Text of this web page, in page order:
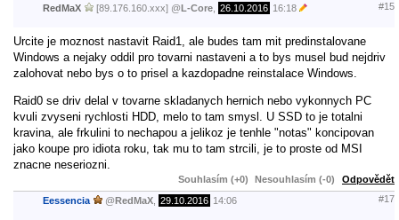
RedMaX [89.176.160.xxx] @L-Core 26.10.2016 16:18 #15
Urcite je moznost nastavit Raid1, ale budes tam mit predinstalovane
Windows a nejaky oddil pro tovarni nastaveni a to bys musel bud nejdriv
zalohovat nebo bys o to prisel a kazdopadne reinstalace Windows.
Raid0 se driv delal v tovarne skladanych hernich nebo vykonnych PC
kvuli zvyseni rychlosti HDD, melo to tam smysl. U SSD to je totalni
kravina, ale frkulini to nechapou a jelikoz je tenhle "notas" koncipovan
jako koupe pro idiota roku, tak mu to tam strcili, je to proste od MSI
znacne neseriozni.
Souhlasím (+0) Nesouhlasím (-0) Odpovědět
Eessencia @RedMaX 29.10.2016 14:06 #17